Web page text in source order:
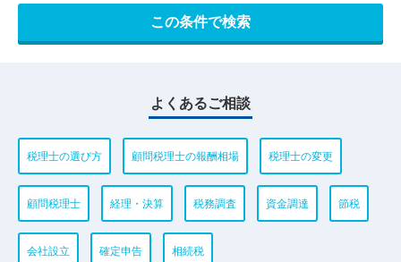
よくあるご相談
税理士の選び方 顧問税理士の報酬相場 税理士の変更
顧問税理士 経理・決算 税務調査 資金調達 節税
会社設立 確定申告 相続税